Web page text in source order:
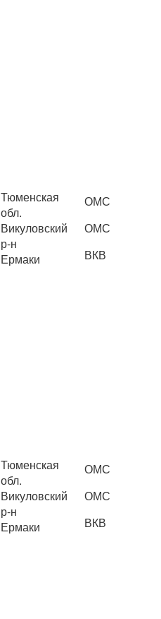
Тюменская
обл.
Викуловский
р-н
Ермаки
ОМС
ОМС
ВКВ
Тюменская
обл.
Викуловский
р-н
Ермаки
ОМС
ОМС
ВКВ